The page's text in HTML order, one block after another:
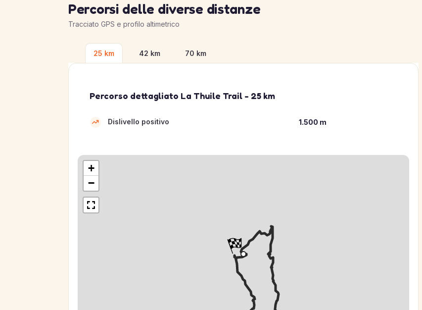
Percorsi delle diverse distanze
Tracciato GPS e profilo altimetrico
25 km 42 km 70 km
Percorso dettagliato La Thuile Trail - 25 km
Dislivello positivo 1.500 m
+
−